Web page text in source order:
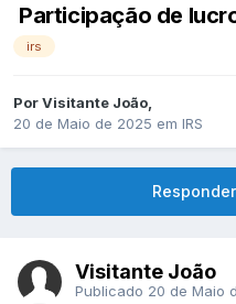
Participação de
irs
PorVisitante João,
20 de Maio de 2025 em IRS
Visitante João
Publicado 20 de Maio